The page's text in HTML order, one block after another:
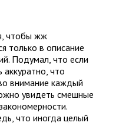
чтобы жж
только в описание
Подумал, что если
аккуратно, что
внимание каждый
увидеть смешные
что иногда целый